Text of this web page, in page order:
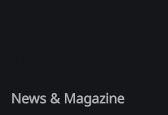
News & Magazine